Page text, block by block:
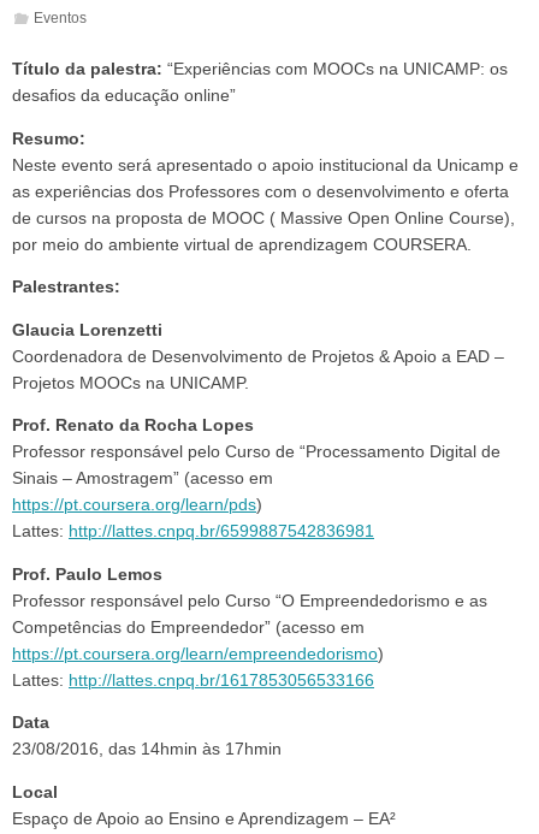
Eventos
Título da palestra: “Experiências com MOOCs na UNICAMP: os
desafios da educação online”
Resumo:
Neste evento será apresentado o apoio institucional da Unicamp e
as experiências dos Professores com o desenvolvimento e oferta
de cursos na proposta de MOOC ( Massive Open Online Course),
por meio do ambiente virtual de aprendizagem COURSERA.
Palestrantes:
Glaucia Lorenzetti
Coordenadora de Desenvolvimento de Projetos & Apoio a EAD –
Projetos MOOCs na UNICAMP.
Prof. Renato da Rocha Lopes
Professor responsável pelo Curso de “Processamento Digital de
Sinais – Amostragem” (acesso em
https://pt.coursera.org/learn/pds)
Lattes: http://lattes.cnpq.br/6599887542836981
Prof. Paulo Lemos
Professor responsável pelo Curso “O Empreendedorismo e as
Competências do Empreendedor” (acesso em
https://pt.coursera.org/learn/empreendedorismo)
Lattes: http://lattes.cnpq.br/1617853056533166
Data
23/08/2016, das 14hmin às 17hmin
Local
Espaço de Apoio ao Ensino e Aprendizagem – EA²